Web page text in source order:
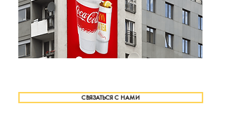
СВЯЗАТЬСЯ С НАМИ